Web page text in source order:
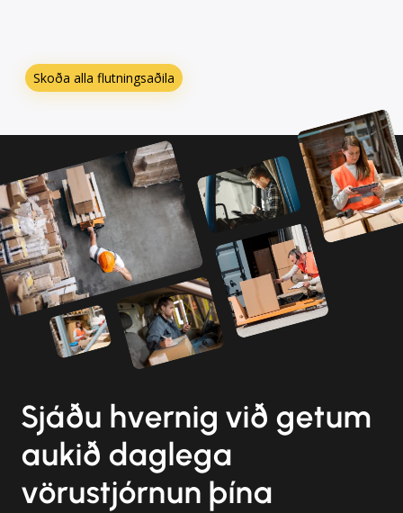
Skoða alla flutningsaðila
Sjáðu hvernig við getum
aukið daglega
vörustjórnun þína